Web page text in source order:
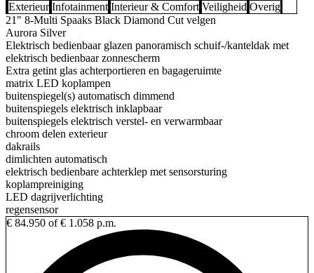
Exterieur Infotainment Interieur & Comfort Veiligheid Overig
21" 8-Multi Spaaks Black Diamond Cut velgen
Aurora Silver
Elektrisch bedienbaar glazen panoramisch schuif-/kanteldak met
elektrisch bedienbaar zonnescherm
Extra getint glas achterportieren en bagageruimte
matrix LED koplampen
buitenspiegel(s) automatisch dimmend
buitenspiegels elektrisch inklapbaar
buitenspiegels elektrisch verstel- en verwarmbaar
chroom delen exterieur
dakrails
dimlichten automatisch
elektrisch bedienbare achterklep met sensorsturing
koplampreiniging
LED dagrijverlichting
regensensor
€ 84.950 of € 1.058 p.m.